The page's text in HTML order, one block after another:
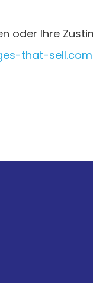
oder Ihre
that-sell.com